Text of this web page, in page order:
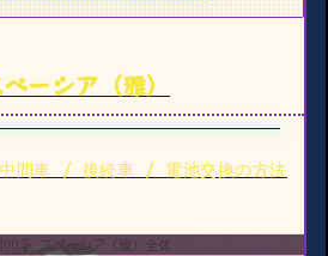
ーシア（雅）
間車 / 後続車 / 電池交換の方法
系 スペーシア（雅）全体